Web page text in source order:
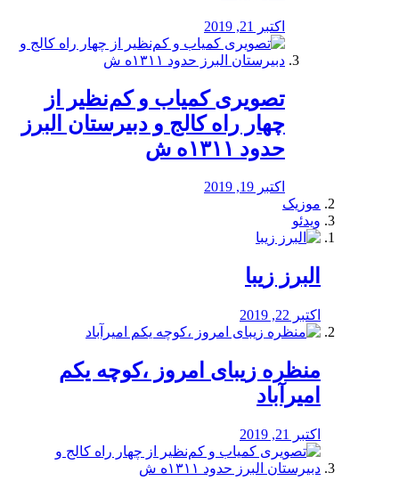
اکتبر 21, 2019
️تصویری کمیاب و کم‌نظیر از
چهار راه كالج و دبيرستان البرز
حدود ۱۳۱۱ه ش
اکتبر 19, 2019
موزیک
ویدئو
البرز زیبا
اکتبر 22, 2019
منظره‌‌ زیبای امروز ،کوچه یکم
امیرآباد
اکتبر 21, 2019